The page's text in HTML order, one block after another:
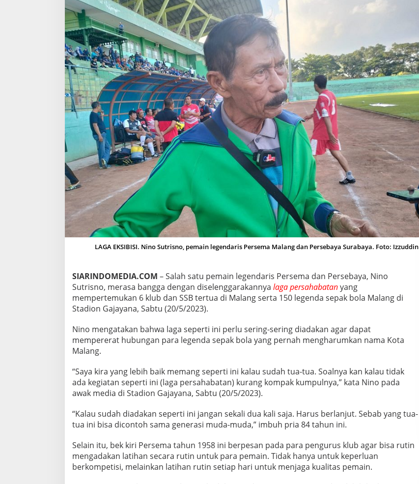
O
:
M
A
L
A
N
G
H
A
R
U
S
S
E
R
I
N
G
D
A
N
L
A
G
A
S
I
B
I
S
U
N
K
P
A
R
L
E
G
N
D
A
LAGA EKSIBISI. Nino Sutrisno, pemain legendaris Persema Malang dan Persebaya Surabaya. Foto: Izzuddin
SIARINDOMEDIA.COM – Salah satu pemain legendaris Persema dan Persebaya, Nino
Sutrisno, merasa bangga dengan diselenggarakannya laga persahabatanyang
mempertemukan 6 klub dan SSB tertua di Malang serta 150 legenda sepak bola Malang di
Stadion Gajayana, Sabtu (20/5/2023).
Nino mengatakan bahwa laga seperti ini perlu sering-sering diadakan agar dapat
mempererat hubungan para legenda sepak bola yang pernah mengharumkan nama Kota
Malang.
“Saya kira yang lebih baik memang seperti ini kalau sudah tua-tua. Soalnya kan kalau tidak
ada kegiatan seperti ini (laga persahabatan) kurang kompak kumpulnya,” kata Nino pada
awak media di Stadion Gajayana, Sabtu (20/5/2023).
“Kalau sudah diadakan seperti ini jangan sekali dua kali saja. Harus berlanjut. Sebab yang tua-
tua ini bisa dicontoh sama generasi muda-muda,” imbuh pria 84 tahun ini.
Selain itu, bek kiri Persema tahun 1958 ini berpesan pada para pengurus klub agar bisa rutin
mengadakan latihan secara rutin untuk para pemain. Tidak hanya untuk keperluan
berkompetisi, melainkan latihan rutin setiap hari untuk menjaga kualitas pemain.